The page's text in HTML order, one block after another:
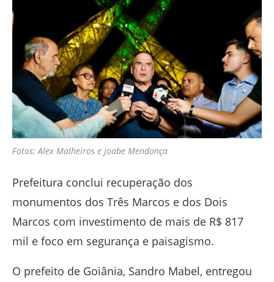
Fotos: Alex Malheiros e Joabe Mendonça
Prefeitura conclui recuperação dos
monumentos dos Três Marcos e dos Dois
Marcos com investimento de mais de R$ 817
mil e foco em segurança e paisagismo.
O prefeito de Goiânia, Sandro Mabel, entregou